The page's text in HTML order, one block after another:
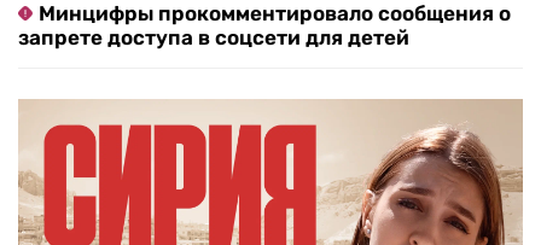
Минцифры прокомментировало сообщения о
запрете доступа в соцсети для детей